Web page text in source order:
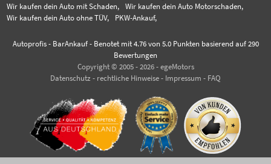
Wir kaufen dein Auto mit Schaden,
Wir kaufen dein Auto Motorschaden,
Wir kaufen dein Auto ohne TÜV,
PKW-Ankauf,
Autoprofis - BarAnkauf- Benotet mit 4.76von 5.0 Punkten basierend auf 290
Bewertungen
Copyright © 2005 - 2026 - egeMotors
Datenschutz - rechtliche Hinweise - Impressum - FAQ